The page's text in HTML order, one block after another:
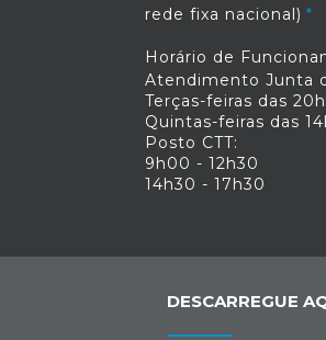
rede fixa nacional)
Horário de
Atendimento Junta
Terças-feiras das
Quintas-feiras das
Posto CTT:
9h00 - 12h30
14h30 - 17h30
DESCARREGUE